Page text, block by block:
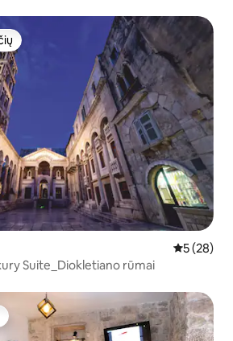
Vidutinis
5 (28)
Suite_Diokletiano rūmai